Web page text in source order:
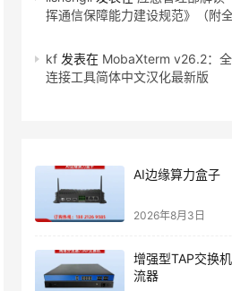
挥通信保障能力建设规范》（附全
kf 发表在 MobaXterm v26.2：
连接工具简体中文汉化最新版
AI边缘算力盒子
2026年8月3日
增强型TAP交换
流器